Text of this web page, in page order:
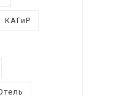
КАГиР